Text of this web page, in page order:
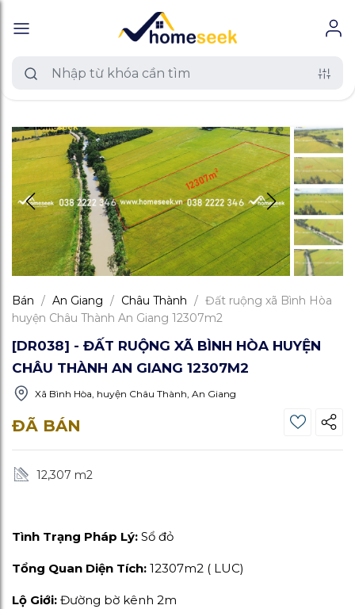
Bán / An Giang / Châu Thành / Đất ruộng xã Bình Hòa
huyện Châu Thành An Giang 12307m2
[DR038] - ĐẤT RUỘNG XÃ BÌNH HÒA HUYỆN
CHÂU THÀNH AN GIANG 12307M2
Xã Bình Hòa, huyện Châu Thành, An Giang
ĐÃ BÁN
12,307 m2
Tình Trạng Pháp Lý: Sổ đỏ
Tổng Quan Diện Tích: 12307m2 ( LUC)
Lộ Giới: Đường bờ kênh 2m